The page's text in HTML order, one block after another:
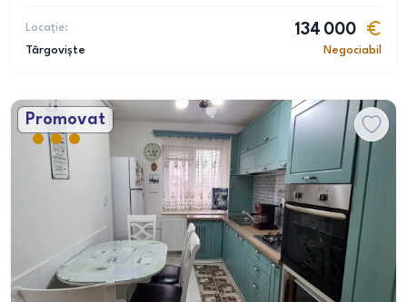
Locație:
Târgoviște
134 000
Negociabil
Promovat